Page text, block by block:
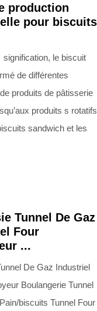
production
pour biscuits
le biscuit
de différentes
produits de pâtisserie
produits s rotatifs
sandwich et les
Tunnel De Gaz
Four
...
De Gaz Industriel
Boulangerie Tunnel
biscuits Tunnel Four